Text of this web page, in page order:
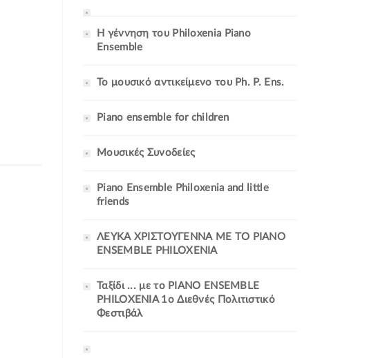
Η γέννηση του Philoxenia Piano
Ensemble
Το μουσικό αντικείμενο του Ph. P. Ens.
Piano ensemble for children
Mουσικές Συνοδείες
Piano Ensemble Philoxenia and little
friends
ΛΕΥΚΑ ΧΡΙΣΤΟΥΓΕΝΝΑ ΜΕ ΤΟ PIANO
ENSEMBLE PHILOXENIA
Ταξίδι ... με το PIANO ENSEMBLE
PHILOXENIA 1ο Διεθνές Πολιτιστικό
Φεστιβάλ